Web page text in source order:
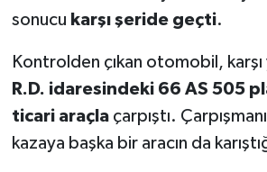
sonucu karşı şeride geçti.
Kontrolden çıkan otomobil,
R.D. idaresindeki 66 AS 505
ticari araçlaçarpıştı.
kazaya başka bir aracın da